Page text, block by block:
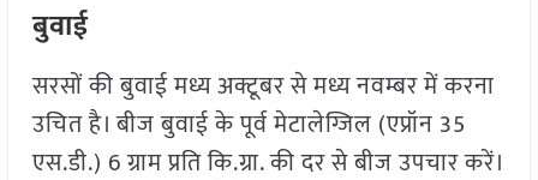
बुवाई
सरसों की बुवाई मध्य अक्टूबर से मध्य नवम्बर में करना
उचित है। बीज बुवाई के पूर्व मेटालेग्जिल (एप्रॉन 35
एस.डी.) 6 ग्राम प्रति कि.ग्रा. की दर से बीज उपचार करें।